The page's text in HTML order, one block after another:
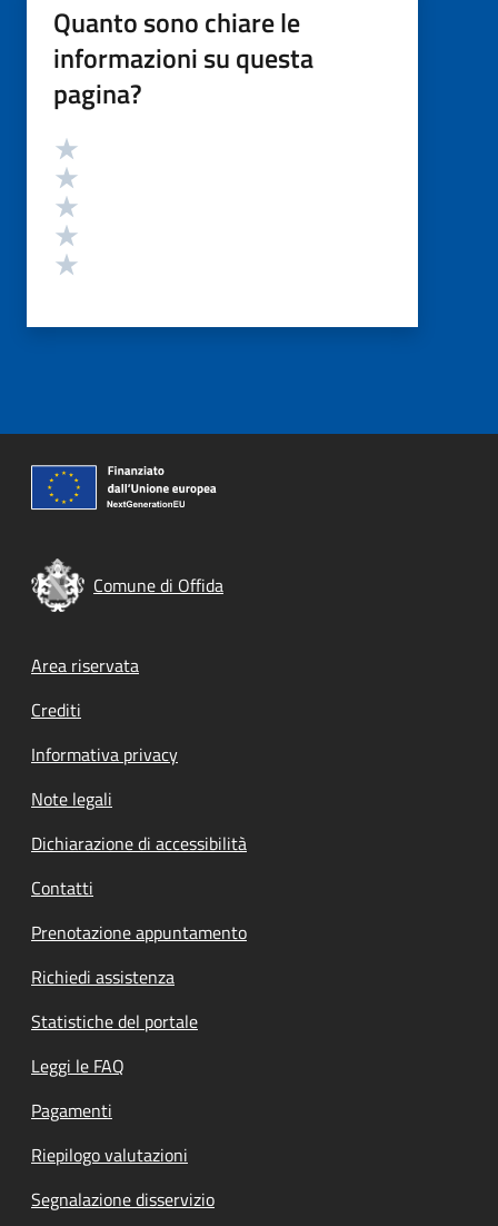
Quanto sono chiare le
informazioni su questa
pagina?
Valutazione
Comune di Offida
Footer menu
Area riservata
Crediti
Informativa privacy
Note legali
Dichiarazione di accessibilità
Contatti
Prenotazione appuntamento
Richiedi assistenza
Statistiche del portale
Leggi le FAQ
Pagamenti
Riepilogo valutazioni
Segnalazione disservizio